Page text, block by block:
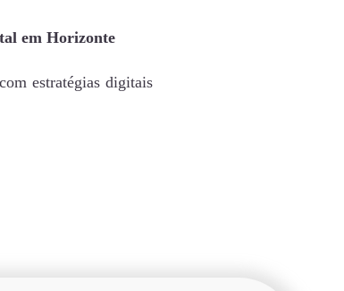
em Horizonte
estratégias digitais